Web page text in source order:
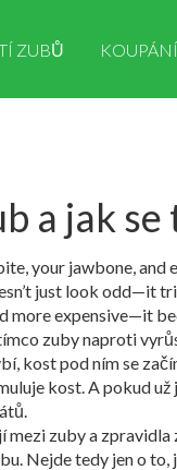
ZUBŮ
a jak
your jawbone, and
just look odd—it
more expensive—it
zuby naproti
kost pod ním se
kost. A pokud
mezi zuby a
Nejde tedy jen o